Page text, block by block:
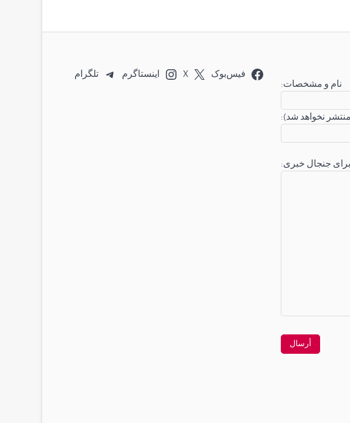
:نام و مشخصات
منتشر نخواهد شد)
برای جنجال خبری
فیس‌بوک X اینستاگرم تلگرام